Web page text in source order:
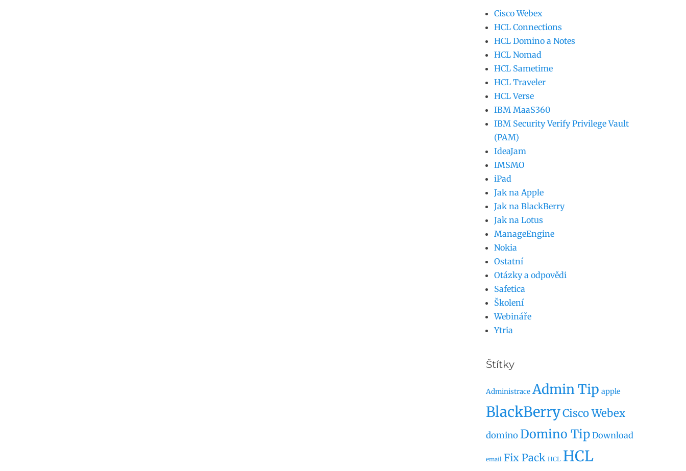
Cisco Webex
HCL Connections
HCL Domino a Notes
HCL Nomad
HCL Sametime
HCL Traveler
HCL Verse
IBM MaaS360
IBM Security Verify Privilege Vault
(PAM)
IdeaJam
IMSMO
iPad
Jak na Apple
Jak na BlackBerry
Jak na Lotus
ManageEngine
Nokia
Ostatní
Otázky a odpovědi
Safetica
Školení
Webináře
Ytria
Štítky
Administrace Admin Tip apple
BlackBerryCisco Webex
domino Domino Tip Download
email Fix Pack HCL HCL